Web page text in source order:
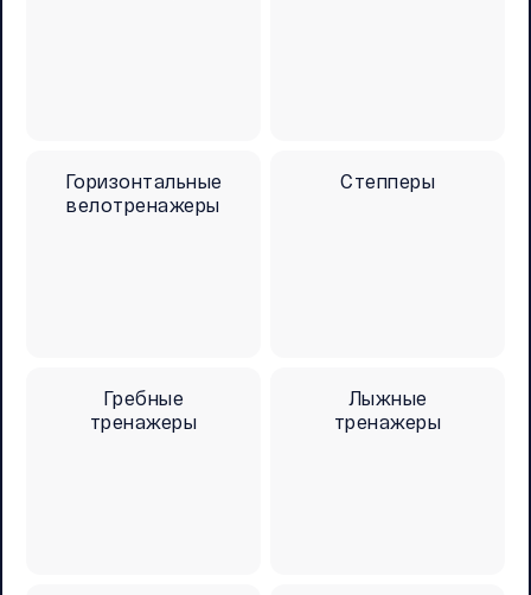
Горизонтальные
велотренажеры
Степперы
Гребные
тренажеры
Лыжные
тренажеры